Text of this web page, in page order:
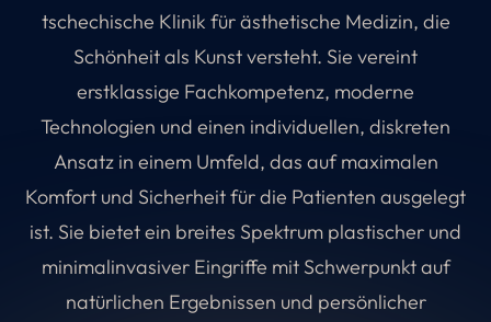
tschechische Klinik für ästhetische Medizin, die
Schönheit als Kunst versteht. Sie vereint
erstklassige Fachkompetenz, moderne
Technologien und einen individuellen, diskreten
Ansatz in einem Umfeld, das auf maximalen
Komfort und Sicherheit für die Patienten ausgelegt
ist. Sie bietet ein breites Spektrum plastischer und
minimalinvasiver Eingriffe mit Schwerpunkt auf
natürlichen Ergebnissen und persönlicher